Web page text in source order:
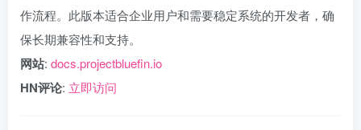
作流程。此版本适合企业用户和需要稳定系统的开发者，确
保长期兼容性和支持。
网站: docs.projectbluefin.io
HN评论: 立即访问